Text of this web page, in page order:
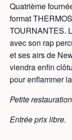
Quatrième
format
TOURNANTES.
avec son rap
et ses airs de
viendra enfin
pour enflammer
Petite
Entrée prix libre.